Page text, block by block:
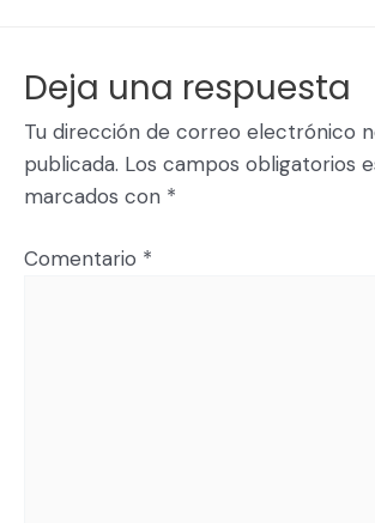
Deja una respuesta
Tu dirección de correo electrónico
publicada. Los campos obligatorios
marcados con *
Comentario *